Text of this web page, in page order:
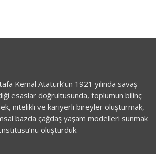
Kemal Atatürk’ün 1921 yılında savaş
esaslar doğrultusunda, toplumun bilinç
nitelikli ve kariyerli bireyler oluşturmak,
bazda çağdaş yaşam modelleri sunmak
oluşturduk.